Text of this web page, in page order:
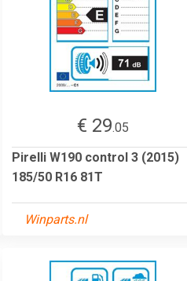
€ 29.05
Pirelli W190 control 3 (2015)
185/50 R16 81T
Winparts.nl